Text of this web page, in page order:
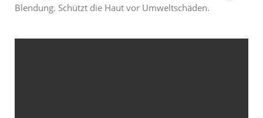
Blendung. Schützt die Haut vor Umweltschäden.